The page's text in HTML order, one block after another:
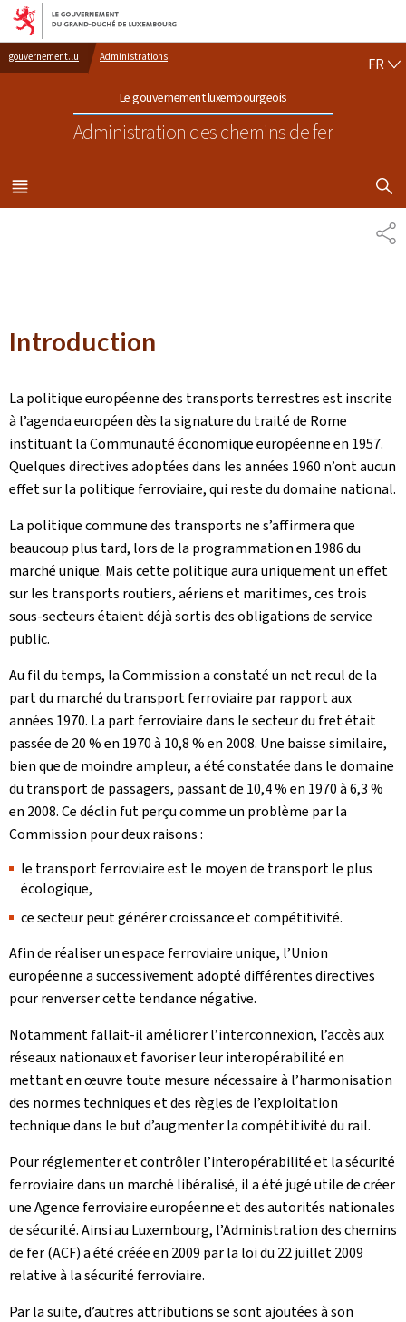
Aller au menu principal
Aller au contenu
gouvernement.lu Administrations
Le gouvernement luxembourgeois
Administration des chemins de fer
FR
MENU
PRINCIPAL
Introduction
La politique européenne des transports terrestres est inscrite
à l’agenda européen dès la signature du traité de Rome
instituant la Communauté économique européenne en 1957.
Quelques directives adoptées dans les années 1960 n’ont aucun
effet sur la politique ferroviaire, qui reste du domaine national.
La politique commune des transports ne s’affirmera que
beaucoup plus tard, lors de la programmation en 1986 du
marché unique. Mais cette politique aura uniquement un effet
sur les transports routiers, aériens et maritimes, ces trois
sous-secteurs étaient déjà sortis des obligations de service
public.
Au fil du temps, la Commission a constaté un net recul de la
part du marché du transport ferroviaire par rapport aux
années 1970. La part ferroviaire dans le secteur du fret était
passée de 20 % en 1970 à 10,8 % en 2008. Une baisse similaire,
bien que de moindre ampleur, a été constatée dans le domaine
du transport de passagers, passant de 10,4 % en 1970 à 6,3 %
en 2008. Ce déclin fut perçu comme un problème par la
Commission pour deux raisons :
le transport ferroviaire est le moyen de transport le plus
écologique,
ce secteur peut générer croissance et compétitivité.
Afin de réaliser un espace ferroviaire unique, l’Union
européenne a successivement adopté différentes directives
pour renverser cette tendance négative.
Notamment fallait-il améliorer l’interconnexion, l’accès aux
réseaux nationaux et favoriser leur interopérabilité en
mettant en œuvre toute mesure nécessaire à l’harmonisation
des normes techniques et des règles de l’exploitation
technique dans le but d’augmenter la compétitivité du rail.
Pour réglementer et contrôler l’interopérabilité et la sécurité
ferroviaire dans un marché libéralisé, il a été jugé utile de créer
une Agence ferroviaire européenne et des autorités nationales
de sécurité. Ainsi au Luxembourg, l’Administration des chemins
de fer (ACF) a été créée en 2009 par la loi du 22 juillet 2009
relative à la sécurité ferroviaire.
Par la suite, d’autres attributions se sont ajoutées à son